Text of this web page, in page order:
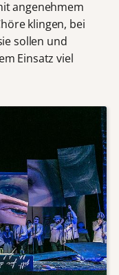
angenehmem
klingen, bei
sollen und
Einsatz viel